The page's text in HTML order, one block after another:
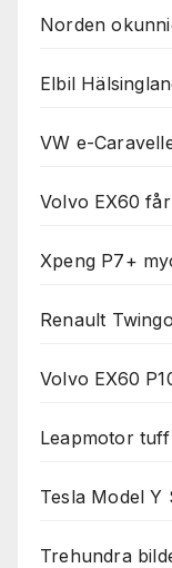
Norden
Elbil
VW e-
Volvo EX60
Xpeng P7+
Renault
Volvo EX60
Leapmotor
Tesla Model Y
Trehundra